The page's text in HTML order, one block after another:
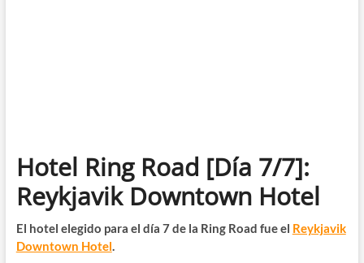
Hotel Ring Road [Día 7/7]:
Reykjavik Downtown Hotel
El hotel elegido para el día 7 de la Ring Road fue el Reykjavik
Downtown Hotel